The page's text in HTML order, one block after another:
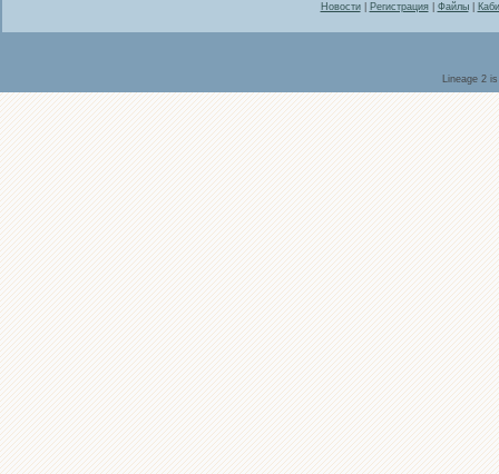
Новости| Регистрация| Файлы|
Lineage 2